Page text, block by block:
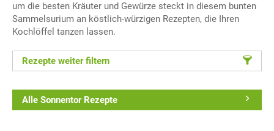
um die besten Kräuter und Gewürze steckt in diesem bunten
Sammelsurium an köstlich-würzigen Rezepten, die Ihren
Kochlöffel tanzen lassen.
Rezepte weiter filtern
Alle Sonnentor Rezepte